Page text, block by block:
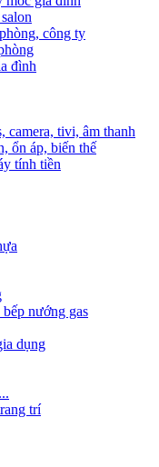
công ty
đình
camera, tivi, âm thanh
ổn áp, biến thế
tính tiền
nướng gas
dụng
trí